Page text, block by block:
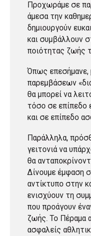
Προχωράμε σε
άμεσα την
δημιουργούν
και συμβάλλουν
ποιότητας ζωής
Όπως
παρεμβάσεων
θα μπορεί να
τόσο σε επίπεδο
και σε επίπεδο
Παράλληλα,
γειτονιά να
θα
Δίνουμε έμφαση
αντίκτυπο στην
ενισχύουν τη
που προάγουν
ζωής. Το Πέραμα
ασφαλείς